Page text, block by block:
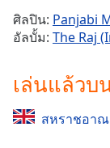
Playback
Rate
Chapters
ศิลปิน: Panjabi
อัลบั้ม: The Raj
เล่นแล้วบ
สหราชอาณ